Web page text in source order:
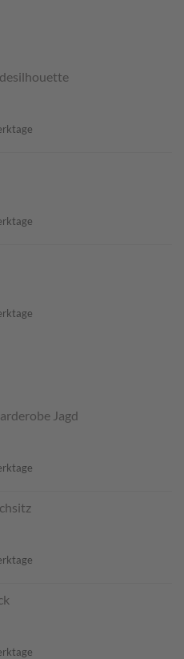
Jagd